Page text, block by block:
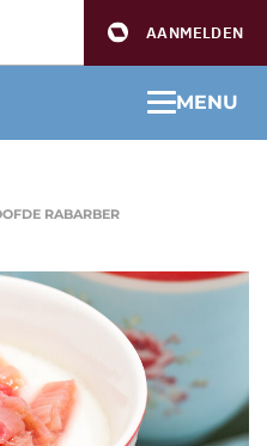
AANMELDEN
MENU
RABARBER